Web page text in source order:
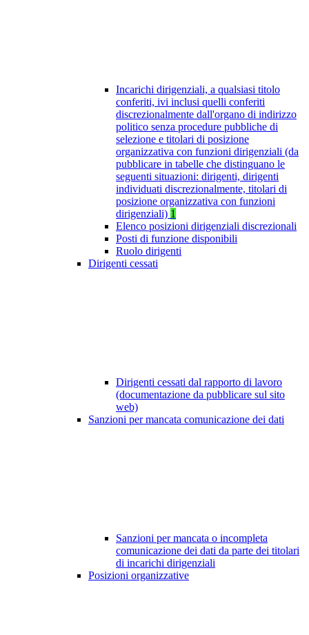
Incarichi dirigenziali, a qualsiasi titolo
conferiti, ivi inclusi quelli conferiti
discrezionalmente dall'organo di indirizzo
politico senza procedure pubbliche di
selezione e titolari di posizione
organizzativa con funzioni dirigenziali (da
pubblicare in tabelle che distinguano le
seguenti situazioni: dirigenti, dirigenti
individuati discrezionalmente, titolari di
posizione organizzativa con funzioni
dirigenziali) 1
Elenco posizioni dirigenziali discrezionali
Posti di funzione disponibili
Ruolo dirigenti
Dirigenti cessati
Dirigenti cessati dal rapporto di lavoro
(documentazione da pubblicare sul sito
web)
Sanzioni per mancata comunicazione dei dati
Sanzioni per mancata o incompleta
comunicazione dei dati da parte dei titolari
di incarichi dirigenziali
Posizioni organizzative